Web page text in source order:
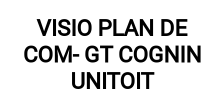
VISIO PLAN DE
COM- GT COGNIN
UNITOIT